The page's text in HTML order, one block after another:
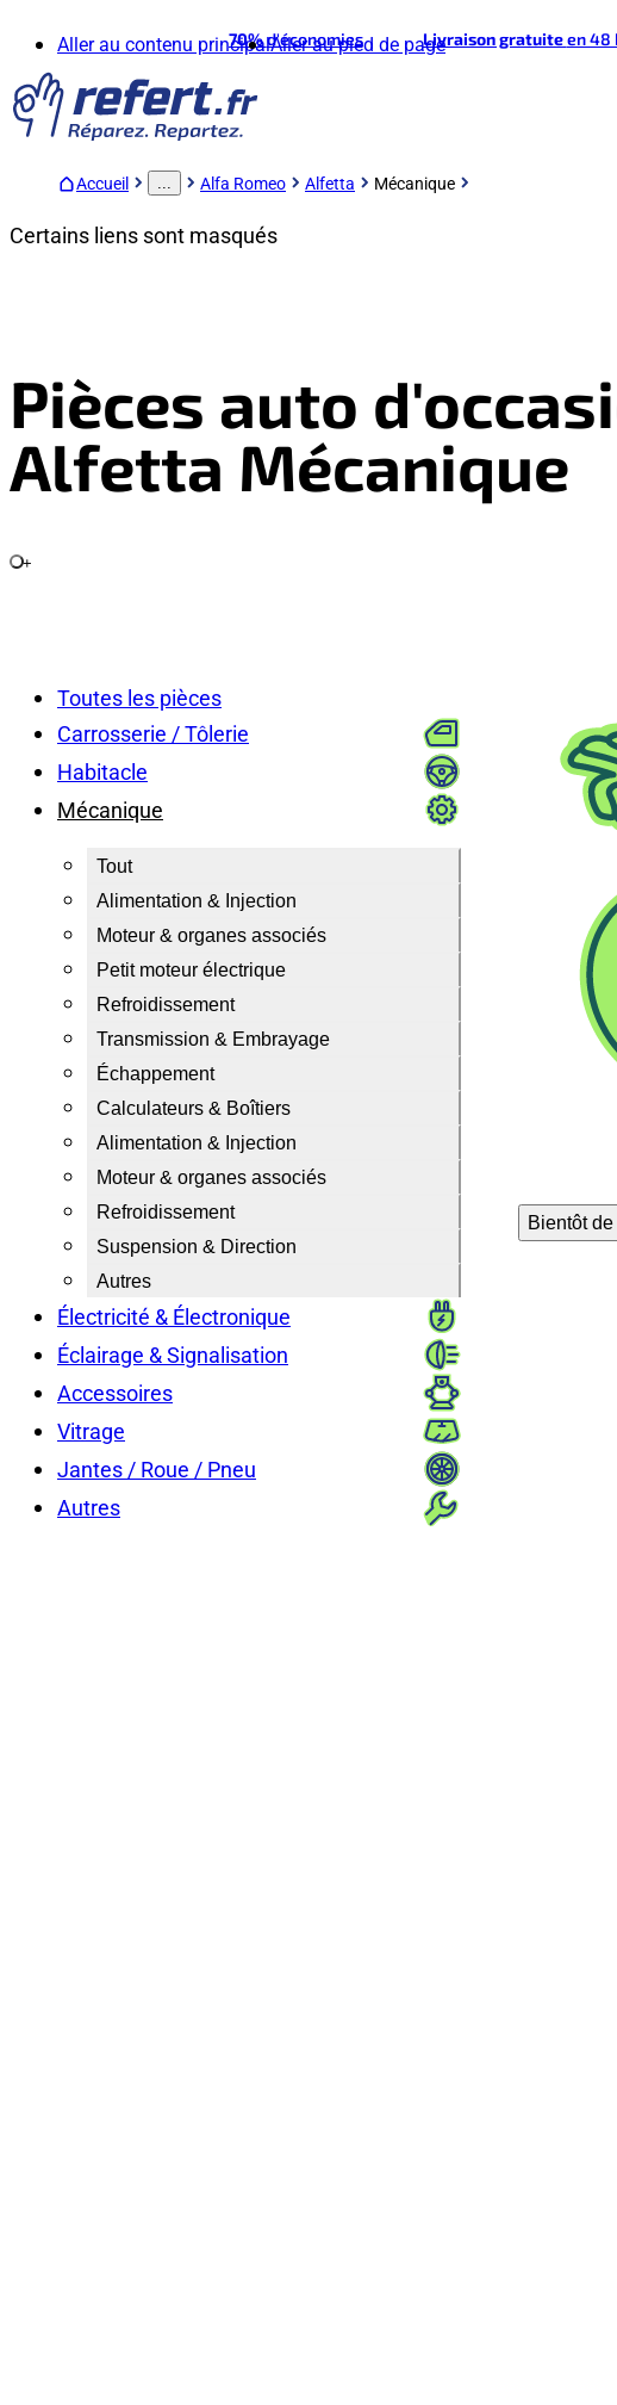
Aller au contenu principalAller au pied de page
70%d'économies Livraison gratuiteen 48
Accueil ... Alfa Romeo Alfetta Mécanique
Certains liens sont masqués
Pièces auto
Alfetta Mécanique
+
Toutes les pièces
Carrosserie / Tôlerie
Habitacle
Mécanique
Tout
Alimentation & Injection
Moteur & organes associés
Petit moteur électrique
Refroidissement
Transmission & Embrayage
Échappement
Calculateurs & Boîtiers
Alimentation & Injection
Moteur & organes associés
Refroidissement
Suspension & Direction
Autres
Électricité & Électronique
Éclairage & Signalisation
Accessoires
Vitrage
Jantes / Roue / Pneu
Autres
Bientôt